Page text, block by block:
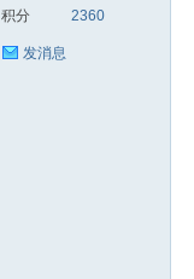
积分 2360
发消息